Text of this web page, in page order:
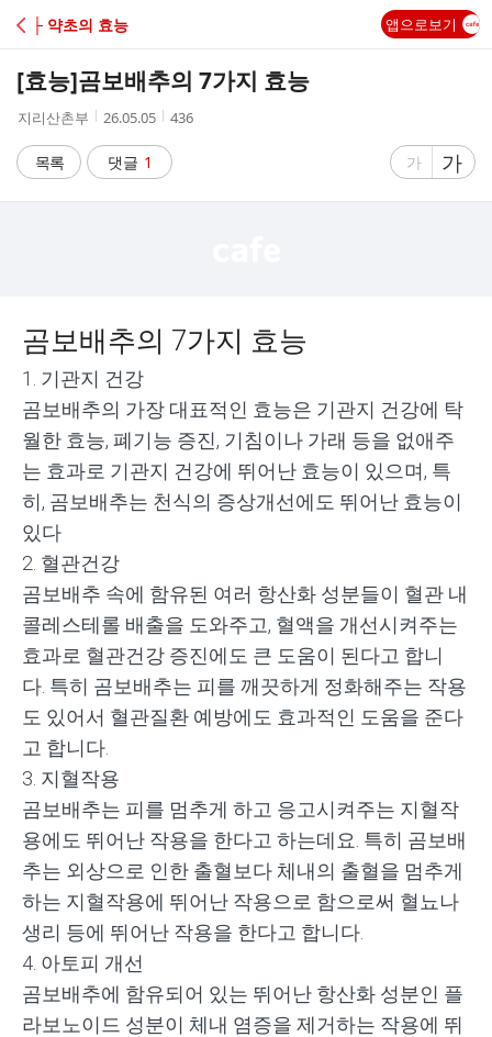
C
A
├ 약초의 효능 앱으로보기
[효능]곰보배추의 7가지 효능
작
자
지리산촌부
작
시
간
26.05.05
조
수
436
목록 댓글 1
글
가
글
자
가
곰보배추의 7가지 효능
1. 기관지 건강
곰보배추의 가장 대표적인 효능은 기관지 건강에 탁
월한 효능, 폐기능 증진, 기침이나 가래 등을 없애주
는 효과로 기관지 건강에 뛰어난 효능이 있으며, 특
히, 곰보배추는 천식의 증상개선에도 뛰어난 효능이
있다
2. 혈관건강
곰보배추 속에 함유된 여러 항산화 성분들이 혈관 내
콜레스테롤 배출을 도와주고, 혈액을 개선시켜주는
효과로 혈관건강 증진에도 큰 도움이 된다고 합니
다 특히 곰보배추는 피를 깨끗하게 정화해주는 작용
도 있어서 혈관질환 예방에도 효과적인 도움을 준다
고 합니다
3. 지혈작용
곰보배추는 피를 멈추게 하고 응고시켜주는 지혈작
용에도 뛰어난 작용을 한다고 하는데요 특히 곰보배
추는 외상으로 인한 출혈보다 체내의 출혈을 멈추게
하는 지혈작용에 뛰어난 작용으로 함으로써 혈뇨나
생리 등에 뛰어난 작용을 한다고 합니다
4. 아토피 개선
곰보배추에 함유되어 있는 뛰어난 항산화 성분인 플
라보노이드 성분이 체내 염증을 제거하는 작용에 뛰